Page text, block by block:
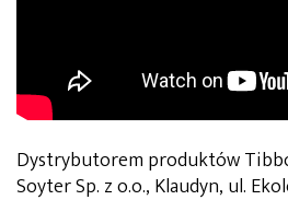
Dystrybutorem produktów
Soyter Sp. z o.o., Klaudyn, ul.